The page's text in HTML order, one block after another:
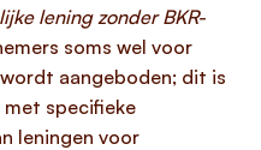
lening zonder BKR-
soms wel voor
aangeboden; dit is
met specifieke
leningen voor